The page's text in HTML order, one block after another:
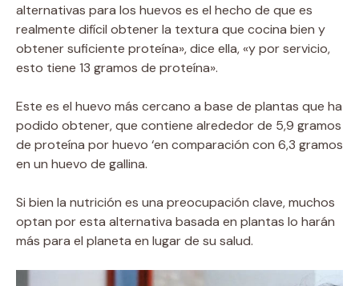
alternativas para los huevos es el hecho de que es
realmente difícil obtener la textura que cocina bien y
obtener suficiente proteína», dice ella, «y por servicio,
esto tiene 13 gramos de proteína».
Este es el huevo más cercano a base de plantas que ha
podido obtener, que contiene alrededor de 5,9 gramos
de proteína por huevo ‘en comparación con 6,3 gramos
en un huevo de gallina.
Si bien la nutrición es una preocupación clave, muchos
optan por esta alternativa basada en plantas lo harán
más para el planeta en lugar de su salud.